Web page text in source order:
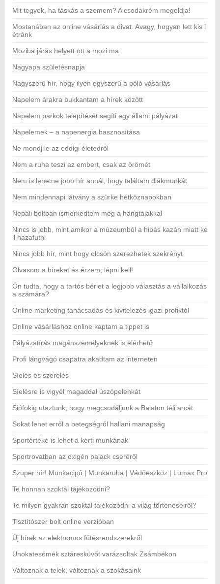
Mit tegyek, ha táskás a szemem? A csodakrém megoldja!
Mostanában az online vásárlás a divat. Avagy, hogyan lett kis l
étránk
Moziba járás helyett ott a mozi.ma
Nagyapa születésnapja
Nagyszerű hír, hogy ilyen egyszerű a póló vásárlás
Napelem árakra bukkantam a hírek között
Napelem parkok telepítését segíti egy állami pályázat
Napelemek – a napenergia hasznosítása
Ne mondj le az eddigi életedről
Nem a ruha teszi az embert, csak az örömét
Nem is lehetne jobb hír annál, hogy találtam diákmunkát
Nem mindennapi látvány a szürke hétköznapokban
Nepáli boltban ismerkedtem meg a hangtálakkal
Nincs is jobb, mint amikor a múzeumból a hibás kazán miatt ke
ll hazafutni
Nincs jobb hír, mint hogy olcsón szerezhetek szekrényt
Olvasom a híreket és érzem, lépni kell!
Ön tudta, hogy a tartós bérlet a legjobb választás a vállalkozás
a számára?
Online marketing tanácsadás és kivitelezés igazi profiktól
Online vásárláshoz online kaptam a tippet is
Pályázatírás magánszemélyeknek is elérhető
Profi lángvágó csapatra akadtam az interneten
Síelés és szerelés
Síelésre is vigyél magaddal úszópelenkát
Siófokig utaztunk, hogy megcsodáljunk a Balaton téli arcát
Sokat lehet erről a betegségről hallani manapság
Sportértéke is lehet a kerti munkának
Sportrovatban az oxigén palack cseréről
Szuper hír! Munkacipő | Munkaruha | Védőeszköz | Lumax Pro
Te honnan szoktál tájékozódni?
Te milyen gyakran szoktál tájékozódni a világ történéseiről?
Tisztítószer bolt online verzióban
Új hírek az elektromos fűtésrendszerekről
Unokatesómék sztáresküvőt varázsoltak Zsámbékon
Változnak a telek, változnak a szokásaink